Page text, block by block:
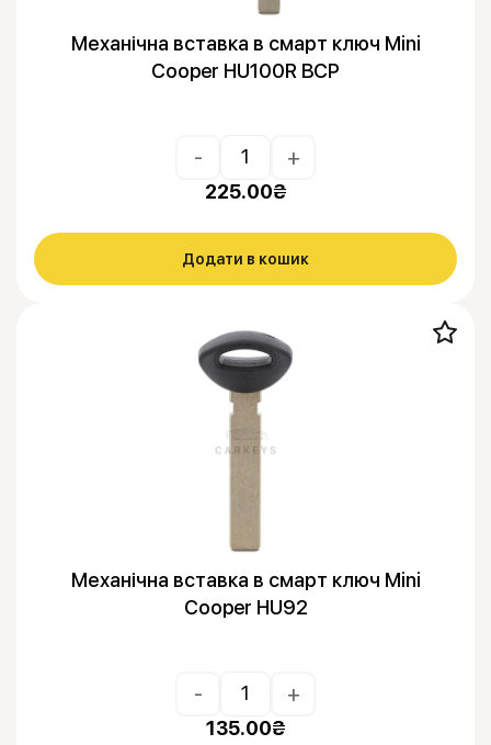
Механічна вставка в смарт ключ Mini
Cooper HU100R BCP
- +
225.00₴
Додати в кошик
Механічна вставка в смарт ключ Mini
Cooper HU92
- +
135.00₴